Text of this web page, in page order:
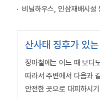
비닐하우스, 인삼재배시설
산사태 징후가 있
장마철에는 어느 때 보다
따라서 주변에서 다음과
안전한 곳으로 대피하시